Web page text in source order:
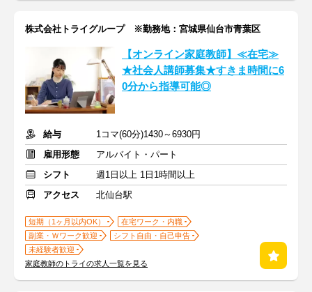
株式会社トライグループ ※勤務地：宮城県仙台市青葉区
【オンライン家庭教師】≪在宅≫
★社会人講師募集★すきま時間に6
0分から指導可能◎
給与
1コマ(60分)1430～6930円
雇用形態
アルバイト・パート
シフト
週1日以上 1日1時間以上
アクセス
北仙台駅
短期（1ヶ月以内OK）
在宅ワーク・内職
副業・Ｗワーク歓迎
シフト自由・自己申告
未経験者歓迎
家庭教師のトライの求人一覧を見る